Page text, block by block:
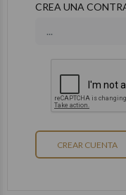
CREA UNA
CREAR CUENTA